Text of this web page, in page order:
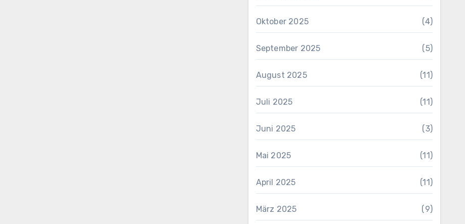
Oktober 2025 (4)
September 2025 (5)
August 2025 (11)
Juli 2025 (11)
Juni 2025 (3)
Mai 2025 (11)
April 2025 (11)
März 2025 (9)